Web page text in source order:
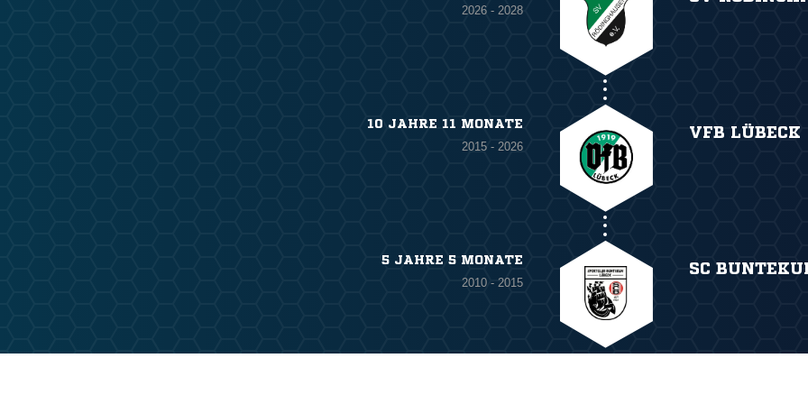
2026 - 2028
10 JAHRE 11 MONATE
2015 - 2026
VFB LÜBECK
5 JAHRE 5 MONATE
2010 - 2015
SC